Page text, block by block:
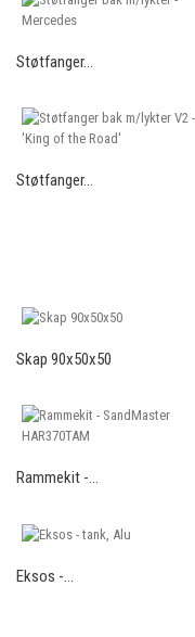
Støtfanger...
Støtfanger...
Skap 90x50x50
Rammekit -...
Eksos -...